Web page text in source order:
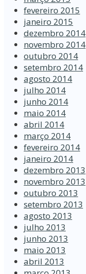
fevereiro 2015
janeiro 2015
dezembro 2014
novembro 2014
outubro 2014
setembro 2014
agosto 2014
julho 2014
junho 2014
maio 2014
abril 2014
março 2014
fevereiro 2014
janeiro 2014
dezembro 2013
novembro 2013
outubro 2013
setembro 2013
agosto 2013
julho 2013
junho 2013
maio 2013
abril 2013